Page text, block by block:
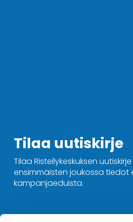
Tilaa uutiskirje
Tilaa Risteilykeskuksen
ensimmäisten joukossa tiedot
kampanjaeduista.
Ota yhteyttä